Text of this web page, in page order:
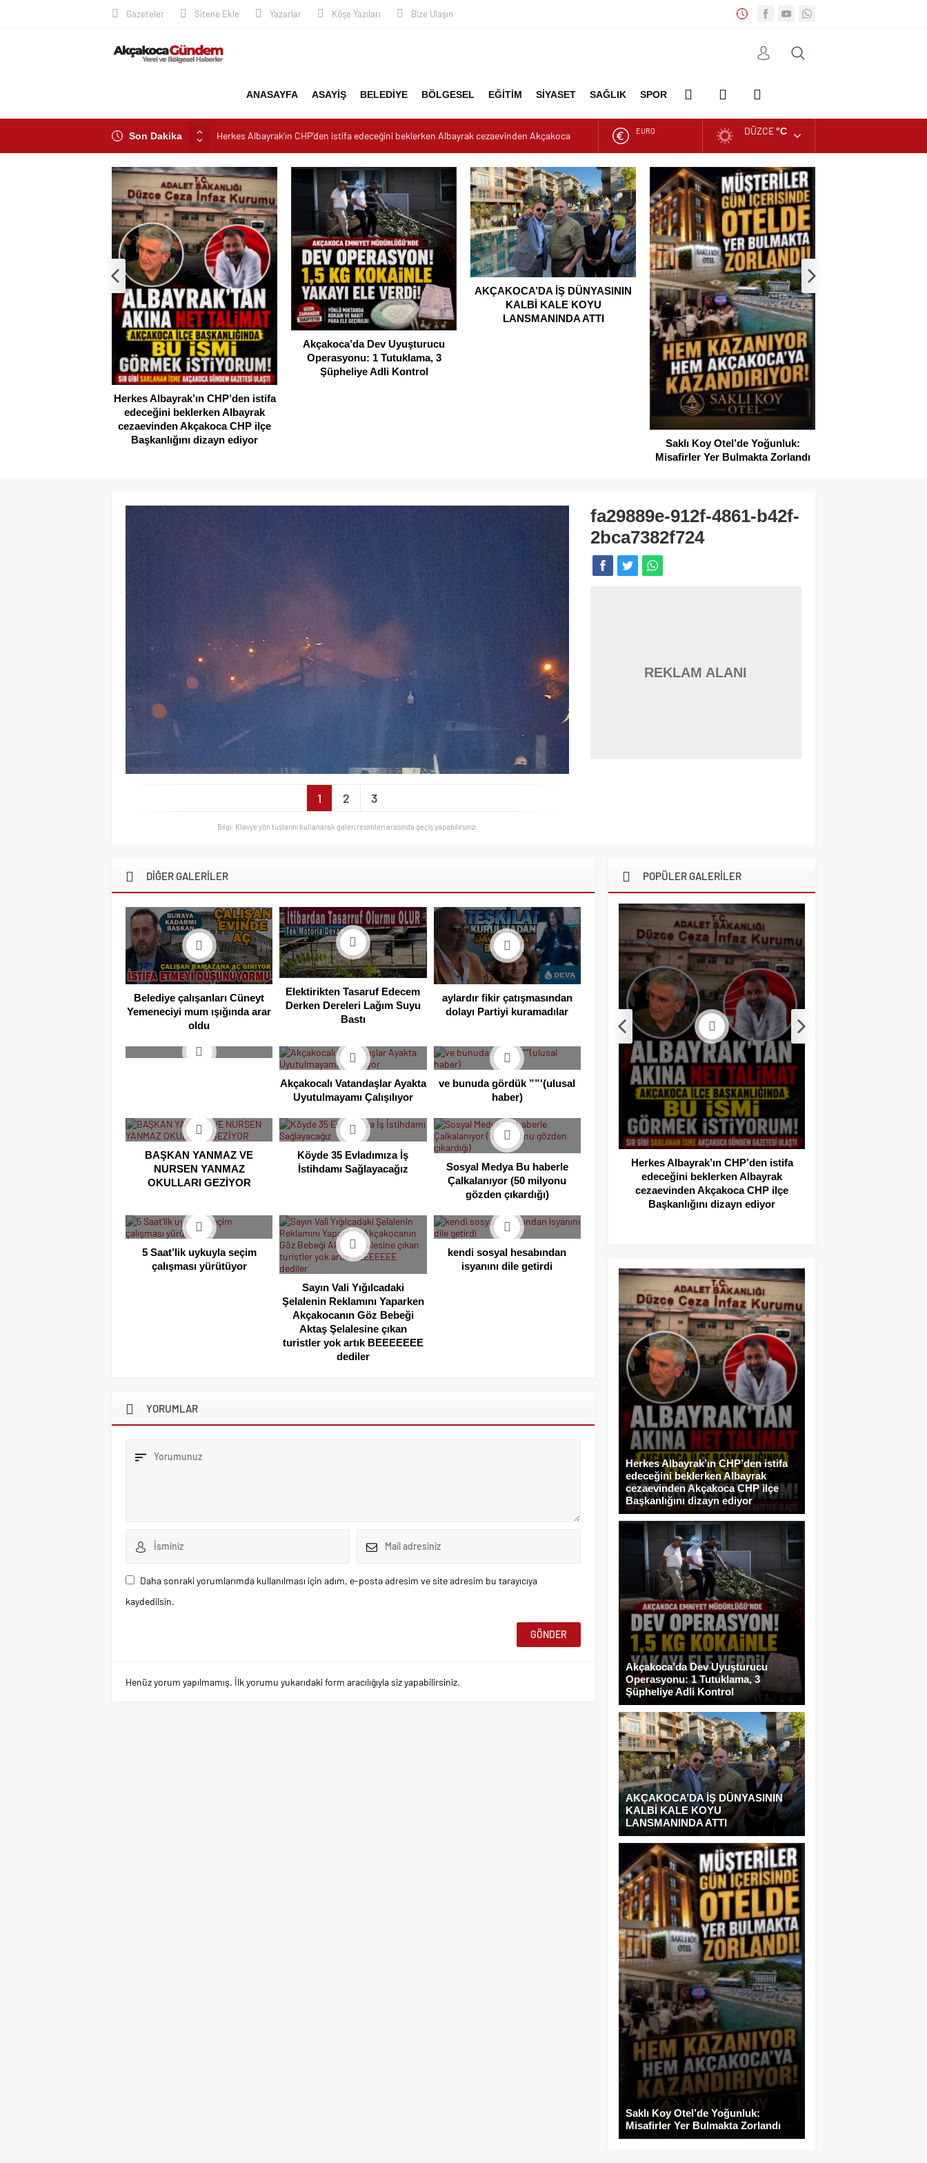
Gazeteler Sitene Ekle Yazarlar Köşe Yazıları Bize Ulaşın
ANASAYFA ASAYİŞ BELEDİYE BÖLGESEL EĞİTİM SİYASET SAĞLIK SPOR
FOTO
GALERİGALERİ
Son Dakika
AKÇAKOCA’DA İŞ DÜNYASININ KALBİ KALE KOYU LANSMANINDA ATTI
Saklı Koy Otel’de Yoğunluk: Misafirler Yer Bulmakta Zorlandı
SAHİLLERDE TEMİZLİK ALARMI!
EURO
ALTIN
DOLAR
DÜZCE°C
Herkes Albayrak’ın CHP’den istifa
edeceğini beklerken Albayrak
cezaevinden Akçakoca CHP ilçe
Başkanlığını dizayn ediyor
Akçakoca’da Dev Uyuşturucu
Operasyonu: 1 Tutuklama, 3
Şüpheliye Adli Kontrol
AKÇAKOCA’DA İŞ DÜNYASININ
KALBİ KALE KOYU
LANSMANINDA ATTI
Saklı Koy Otel’de Yoğunluk:
Misafirler Yer Bulmakta Zorlandı
1 2 3
Bilgi: Klavye yön tuşlarını kullanarak galeri resimleri arasında geçiş yapabilirsiniz.
fa29889e-912f-4861-b42f-
2bca7382f724
REKLAM ALANI
DİĞER GALERİLER
Belediye çalışanları Cüneyt
Yemeneciyi mum ışığında arar
oldu
Elektirikten Tasaruf Edecem
Derken Dereleri Lağım Suyu
Bastı
aylardır fikir çatışmasından
dolayı Partiyi kuramadılar
Akçakocalı Vatandaşlar Ayakta
Uyutulmayamı Çalışılıyor
ve bunuda gördük ””'(ulusal
haber)
BAŞKAN YANMAZ VE
NURSEN YANMAZ
OKULLARI GEZİYOR
Köyde 35 Evladımıza İş
İstihdamı Sağlayacağız
Sosyal Medya Bu haberle
Çalkalanıyor (50 milyonu
gözden çıkardığı)
5 Saat’lik uykuyla seçim
çalışması yürütüyor
Sayın Vali Yığılcadaki
Şelalenin Reklamını Yaparken
Akçakocanın Göz Bebeği
Aktaş Şelalesine çıkan
turistler yok artık BEEEEEEE
dediler
kendi sosyal hesabından
isyanını dile getirdi
YORUMLAR
Daha sonraki yorumlarımda kullanılması için adım, e-posta adresim ve site adresim bu tarayıcıya
kaydedilsin.
Henüz yorum yapılmamış. İlk yorumu yukarıdaki form aracılığıyla siz yapabilirsiniz.
POPÜLER GALERİLER
Herkes Albayrak’ın CHP’den istifa
edeceğini beklerken Albayrak
cezaevinden Akçakoca CHP ilçe
Başkanlığını dizayn ediyor
Herkes Albayrak’ın CHP’den istifa
edeceğini beklerken Albayrak
cezaevinden Akçakoca CHP ilçe
Başkanlığını dizayn ediyor
Akçakoca’da Dev Uyuşturucu
Operasyonu: 1 Tutuklama, 3
Şüpheliye Adli Kontrol
AKÇAKOCA’DA İŞ DÜNYASININ
KALBİ KALE KOYU
LANSMANINDA ATTI
Saklı Koy Otel’de Yoğunluk:
Misafirler Yer Bulmakta Zorlandı